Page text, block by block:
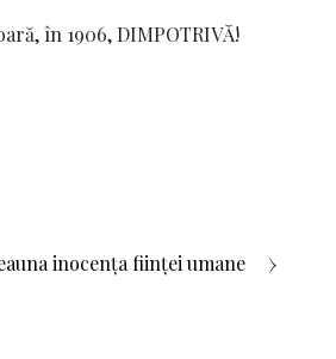
în 1906, DIMPOTRIVĂ!
inocența ființei umane